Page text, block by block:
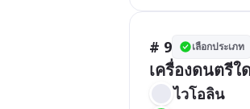
# 9 เลือกประเภท
เครื่องดนตรีใ
ไวโอลิน